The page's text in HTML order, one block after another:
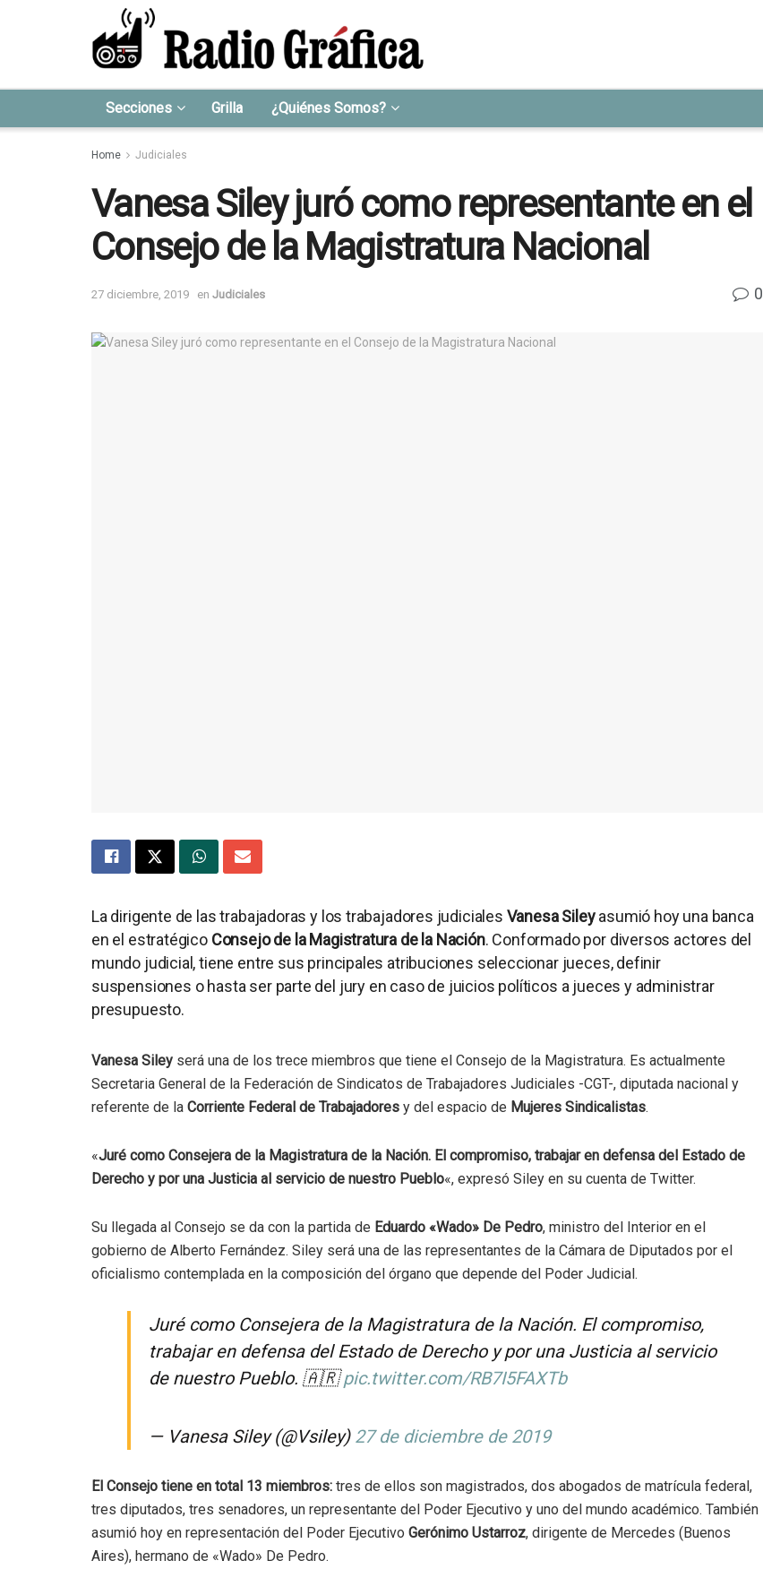
Secciones Grilla ¿Quiénes Somos?
Home Judiciales
Vanesa Siley juró como representante en el
Consejo de la Magistratura Nacional
27 diciembre, 2019 en Judiciales 0
La dirigente de las trabajadoras y los trabajadores judiciales Vanesa Sileyasumió hoy una banca
en el estratégico Consejo de la Magistratura de la Nación. Conformado por diversos actores del
mundo judicial, tiene entre sus principales atribuciones seleccionar jueces, definir
suspensiones o hasta ser parte del jury en caso de juicios políticos a jueces y administrar
presupuesto.
Vanesa Siley será una de los trece miembros que tiene el Consejo de la Magistratura. Es actualmente
Secretaria General de la Federación de Sindicatos de Trabajadores Judiciales -CGT-, diputada nacional y
referente de la Corriente Federal de Trabajadores y del espacio de Mujeres Sindicalistas.
«Juré como Consejera de la Magistratura de la Nación. El compromiso, trabajar en defensa del Estado de
Derecho y por una Justicia al servicio de nuestro Pueblo«, expresó Siley en su cuenta de Twitter.
Su llegada al Consejo se da con la partida de Eduardo «Wado» De Pedro, ministro del Interior en el
gobierno de Alberto Fernández. Siley será una de las representantes de la Cámara de Diputados por el
oficialismo contemplada en la composición del órgano que depende del Poder Judicial.
Juré como Consejera de la Magistratura de la Nación. El compromiso,
trabajar en defensa del Estado de Derecho y por una Justicia al servicio
de nuestro Pueblo. 🇦🇷pic.twitter.com/RB7I5FAXTb
— Vanesa Siley (@Vsiley) 27 de diciembre de 2019
El Consejo tiene en total 13 miembros: tres de ellos son magistrados, dos abogados de matrícula federal,
tres diputados, tres senadores, un representante del Poder Ejecutivo y uno del mundo académico. También
asumió hoy en representación del Poder Ejecutivo Gerónimo Ustarroz, dirigente de Mercedes (Buenos
Aires), hermano de «Wado» De Pedro.